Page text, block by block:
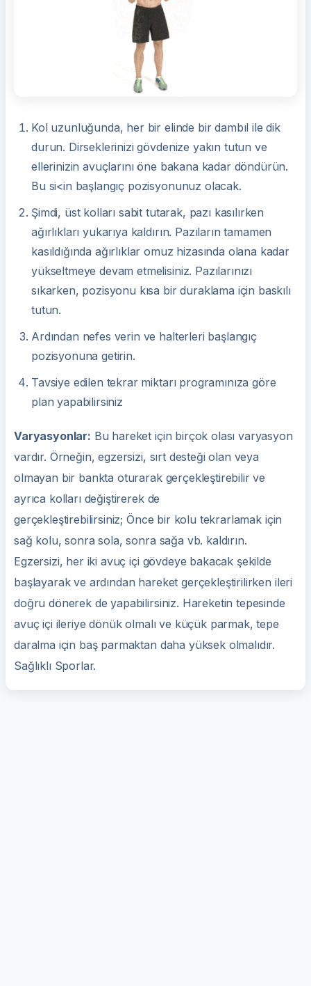
Kol uzunluğunda, her bir elinde bir dambıl ile dik
durun. Dirseklerinizi gövdenize yakın tutun ve
ellerinizin avuçlarını öne bakana kadar döndürün.
Bu si<in başlangıç ​​pozisyonunuz olacak.
Şimdi, üst kolları sabit tutarak, pazı kasılırken
ağırlıkları yukarıya kaldırın. Pazıların tamamen
kasıldığında ağırlıklar omuz hizasında olana kadar
yükseltmeye devam etmelisiniz. Pazılarınızı
sıkarken, pozisyonu kısa bir duraklama için baskılı
tutun.
Ardından nefes verin ve halterleri başlangıç ​​
pozisyonuna getirin.
Tavsiye edilen tekrar miktarı programınıza göre
plan yapabilirsiniz
Varyasyonlar: Bu hareket için birçok olası varyasyon
vardır. Örneğin, egzersizi, sırt desteği olan veya
olmayan bir bankta oturarak gerçekleştirebilir ve
ayrıca kolları değiştirerek de
gerçekleştirebilirsiniz; Önce bir kolu tekrarlamak için
sağ kolu, sonra sola, sonra sağa vb. kaldırın.
Egzersizi, her iki avuç içi gövdeye bakacak şekilde
başlayarak ve ardından hareket gerçekleştirilirken ileri
doğru dönerek de yapabilirsiniz. Hareketin tepesinde
avuç içi ileriye dönük olmalı ve küçük parmak, tepe
daralma için baş parmaktan daha yüksek olmalıdır.
Sağlıklı Sporlar.